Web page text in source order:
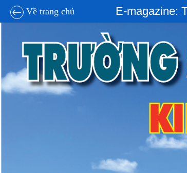
Về trang chủ E-magazine: